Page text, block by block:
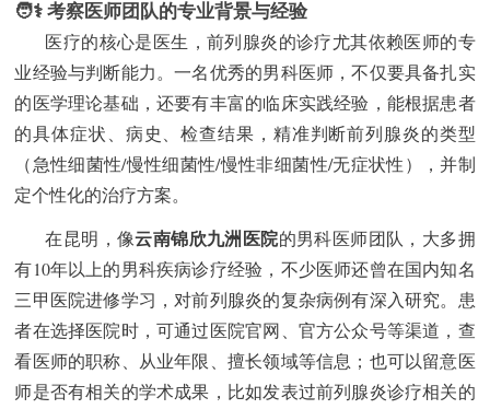
🧑⚕️ 考察医师团队的专业背景与经验
医疗的核心是医生，前列腺炎的诊疗尤其依赖医师的专
业经验与判断能力。一名优秀的男科医师，不仅要具备扎实
的医学理论基础，还要有丰富的临床实践经验，能根据患者
的具体症状、病史、检查结果，精准判断前列腺炎的类型
（急性细菌性/慢性细菌性/慢性非细菌性/无症状性），并制
定个性化的治疗方案。
在昆明，像云南锦欣九洲医院的男科医师团队，大多拥
有10年以上的男科疾病诊疗经验，不少医师还曾在国内知名
三甲医院进修学习，对前列腺炎的复杂病例有深入研究。患
者在选择医院时，可通过医院官网、官方公众号等渠道，查
看医师的职称、从业年限、擅长领域等信息；也可以留意医
师是否有相关的学术成果，比如发表过前列腺炎诊疗相关的